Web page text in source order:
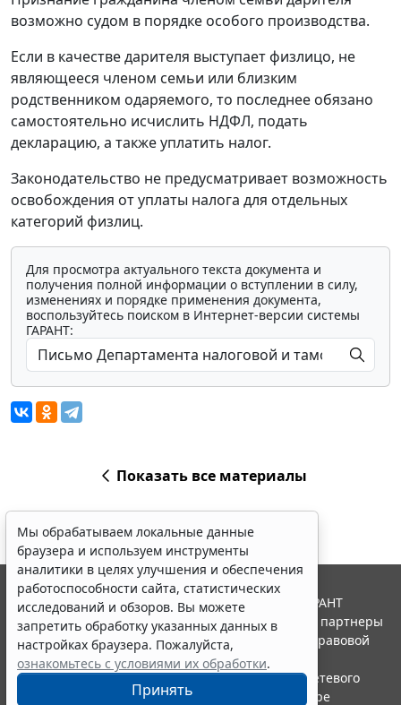
возможно судом в порядке особого производства.
Если в качестве дарителя выступает физлицо, не
являющееся членом семьи или близким
родственником одаряемого, то последнее обязано
самостоятельно исчислить НДФЛ, подать
декларацию, а также уплатить налог.
Законодательство не предусматривает возможность
освобождения от уплаты налога для отдельных
категорий физлиц.
Для просмотра актуального текста документа и
получения полной информации о вступлении в силу,
изменениях и порядке применения документа,
воспользуйтесь поиском в Интернет-версии системы
ГАРАНТ:
Показать все материалы
Мы обрабатываем локальные данные
браузера и используем инструменты
аналитики в целях улучшения и обеспечения
работоспособности сайта, статистических
исследований и обзоров. Вы можете
запретить обработку указанных данных в
настройках браузера. Пожалуйста,
ознакомьтесь с условиями их обработки.
Принять
© ООО "НПП "ГАРАНТ-СЕРВИС", 2026. Система ГАРАНТ
выпускается с 1990 года. Компания "Гарант" и ее партнеры
являются участниками Российской ассоциации правовой
информации ГАРАНТ.
Портал ГАРАНТ.РУ зарегистрирован в качестве сетевого
издания Федеральной службой по надзору в сфере